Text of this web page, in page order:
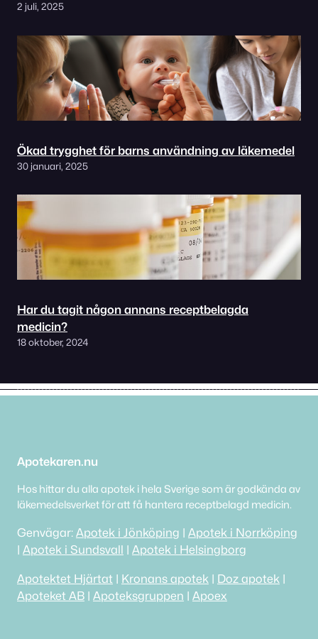
2 juli, 2025
Ökad trygghet för barns användning av läkemedel
30 januari, 2025
Har du tagit någon annans receptbelagda
medicin?
18 oktober, 2024
Apotekaren.nu
Hos hittar du alla apotek i hela Sverige som är godkända av
läkemedelsverket för att få hantera receptbelagd medicin.
Genvägar: Apotek i Jönköping | Apotek i Norrköping
| Apotek i Sundsvall | Apotek i Helsingborg
Apotektet Hjärtat | Kronans apotek | Doz apotek |
Apoteket AB | Apoteksgruppen | Apoex